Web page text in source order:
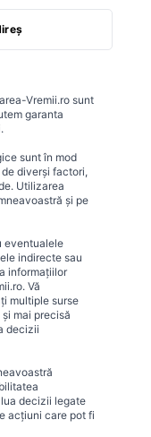
Vremii.ro sunt
garanta
sunt în mod
diverși factori,
Utilizarea
și pe
eventualele
indirecte sau
informațiilor
Vă
multiple surse
mai precisă
decizii
decizii legate
acțiuni care pot fi